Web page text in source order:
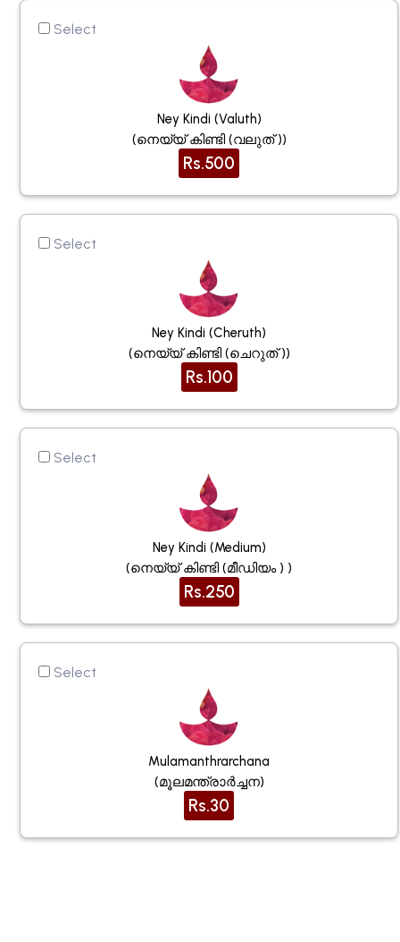
Select
Ney Kindi (valuth)
(നെയ്യ് കിണ്ടി (വലുത് ))
Rs.500
Select
Ney Kindi (cheruth)
(നെയ്യ് കിണ്ടി (ചെറുത് ))
Rs.100
Select
Ney Kindi (medium)
(നെയ്യ് കിണ്ടി (മീഡിയം ) )
Rs.250
Select
Mulamanthrarchana
(മൂലമന്ത്രാർച്ചന)
Rs.30